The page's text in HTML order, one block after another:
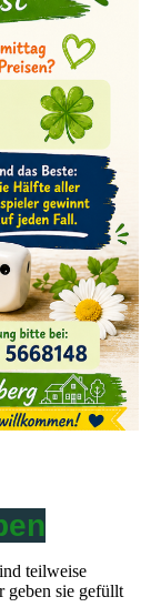
teilweise
geben sie gefüllt